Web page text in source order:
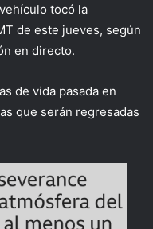
tocó la
de este jueves, según
en directo.
de vida pasada en
que serán regresadas